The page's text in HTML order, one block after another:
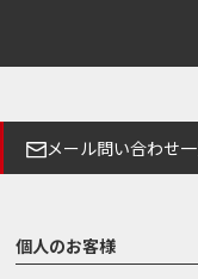
メール問い合わせ
個人のお客様